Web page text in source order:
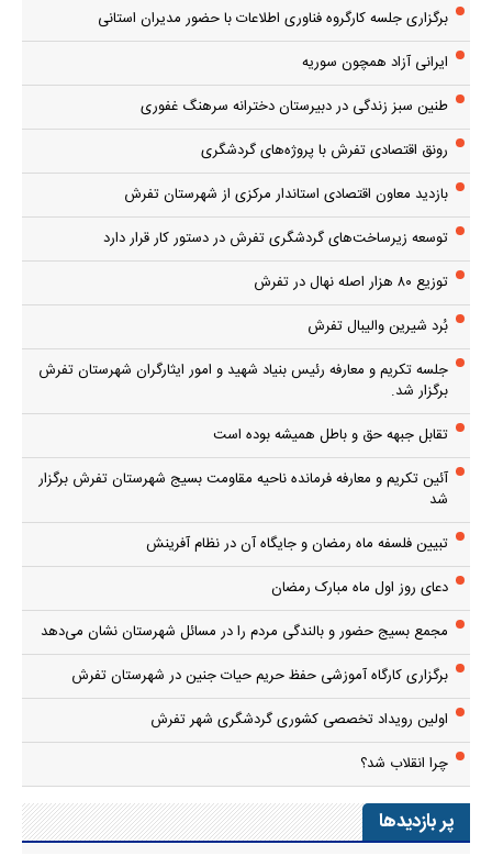
برگزاری جلسه کارگروه فناوری اطلاعات با حضور مدیران استانی
ایرانی آزاد همچون سوریه
طنین سبز زندگی در دبیرستان دخترانه سرهنگ غفوری
رونق اقتصادی تفرش با پروژه‌های گردشگری
بازدید معاون اقتصادی استاندار مرکزی از شهرستان تفرش
توسعه زیرساخت‌های گردشگری تفرش در دستور کار قرار دارد
توزیع ۸۰ هزار اصله نهال در تفرش
بُرد شیرین والیبال تفرش
جلسه تکریم و معارفه رئیس بنیاد شهید و امور ایثارگران شهرستان تفرش
برگزار شد.
تقابل جبهه حق و باطل همیشه بوده است
آئین تکریم و معارفه فرمانده ناحیه مقاومت بسیج شهرستان تفرش برگزار
شد
تبیین فلسفه ماه رمضان و جایگاه آن در نظام آفرینش
دعای روز اول ماه مبارک رمضان
مجمع بسیج حضور و بالندگی مردم را در مسائل شهرستان نشان می‌دهد
برگزاری کارگاه آموزشی حفظ حریم حیات جنین در شهرستان تفرش
اولین رویداد تخصصی کشوری گردشگری شهر تفرش
چرا انقلاب شد؟
پر بازدیدها